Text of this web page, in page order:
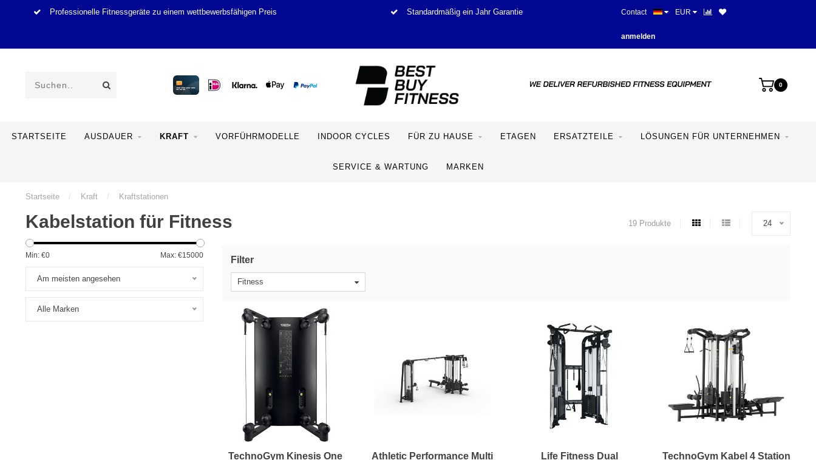
Professionelle Fitnessgeräte zu einem wettbewerbsfähigen Preis Standardmäßig ein Jahr Garantie Mehr als 28 Jahre Erfahrung
Contact EUR
anmelden
0
STARTSEITE AUSDAUER KRAFT VORFÜHRMODELLE INDOOR CYCLES FÜR ZU HAUSE ETAGEN ERSATZTEILE LÖSUNGEN FÜR UNTERNEHMEN
SERVICE & WARTUNG MARKEN
Startseite / Kraft / Kraftstationen
Kabelstation für Fitness 19 Produkte 24
Min: €0 Max: €15000
Am meisten angesehen
Alle Marken
Filter
Fitness
TechnoGym Kinesis One
Athletic Performance Multi
Life Fitness Dual
TechnoGym Kabel 4 Station